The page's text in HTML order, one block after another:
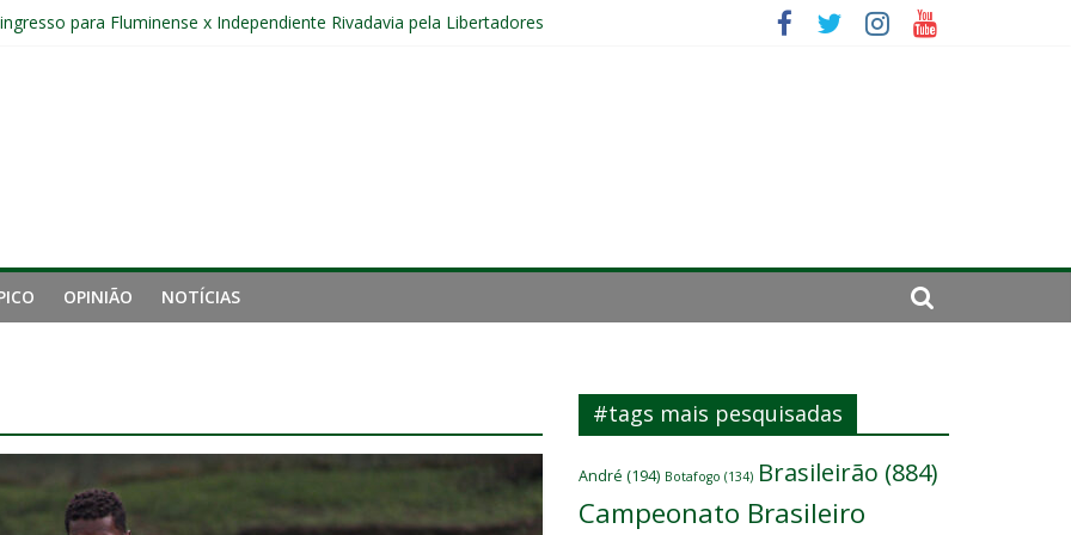
para Fluminense x Independiente Rivadavia pela Libertadores
da Libertadores com apenas duas contratações e sete saídas no elenco
Fluminense e Botafogo pelo Campeonato Brasileiro Feminino
OPINIÃO NOTÍCIAS
#tags mais pesquisadas
André (194) Botafogo (134) Brasileirão (884)
Campeonato Brasileiro